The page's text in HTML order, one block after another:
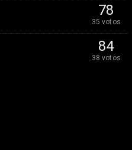
78
35 votos
84
38 votos